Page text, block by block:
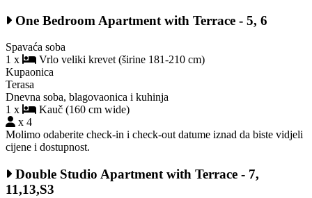
One Bedroom Apartment with Terrace - 5, 6
Spavaća soba
1 x
Vrlo veliki krevet (širine 181-210 cm)
Kupaonica
Terasa
Dnevna soba, blagovaonica i kuhinja
1 x
Kauč (160 cm wide)
x 4
Molimo odaberite check-in i check-out datume iznad da biste vidjeli
cijene i dostupnost.
Double Studio Apartment with Terrace - 7,
11,13,S3